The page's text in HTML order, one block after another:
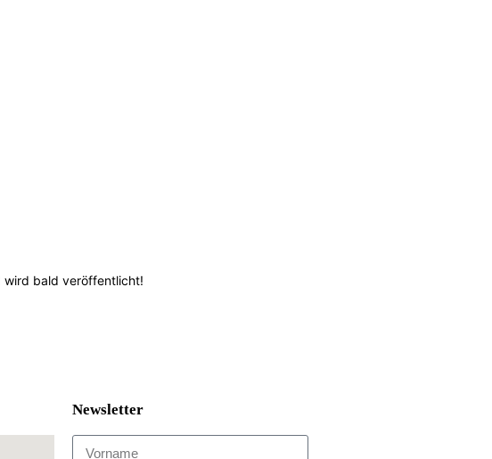
wird bald veröffentlicht!
Newsletter